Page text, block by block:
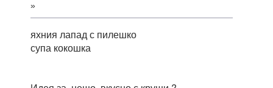
»
яхния лапад с пилешко
супа кокошка